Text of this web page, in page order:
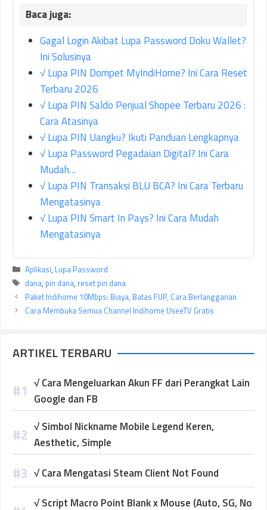
Gagal Login Akibat Lupa Password Doku Wallet?
Ini Solusinya
√ Lupa PIN Dompet MyIndiHome? Ini Cara Reset
Terbaru 2026
√ Lupa PIN Saldo Penjual Shopee Terbaru 2026 :
Cara Atasinya
√ Lupa PIN Uangku? Ikuti Panduan Lengkapnya
√ Lupa Password Pegadaian Digital? Ini Cara
Mudah…
√ Lupa PIN Transaksi BLU BCA? Ini Cara Terbaru
Mengatasinya
√ Lupa PIN Smart In Pays? Ini Cara Mudah
Mengatasinya
Kategori
Aplikasi, Lupa Password
Tag
dana, pin dana, reset pin dana
Paket Indihome 10Mbps: Biaya, Batas FUP, Cara Berlangganan
Cara Membuka Semua Channel Indihome UseeTV Gratis
ARTIKEL TERBARU
√ Cara Mengeluarkan Akun FF dari Perangkat Lain
Google dan FB
√ Simbol Nickname Mobile Legend Keren,
Aesthetic, Simple
√ Cara Mengatasi Steam Client Not Found
√ Script Macro Point Blank x Mouse (Auto, SG, No